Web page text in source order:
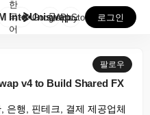
Into Uniswap...
한
국
어
GooglePlay
AppStore 로그인
팔로우
v4 to Build Shared FX
은행, 핀테크, 결제 제공업체